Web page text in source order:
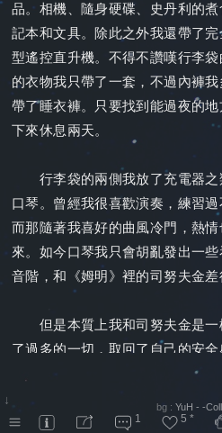
品。相機、隨身硬碟、史丹利的
記本和文具。除此之外我還帶了
型遙控直升機。不得不讚嘆行李
的衣物我只帶了一套，不過內褲
帶了睡衣褲。只要找到能過夜的
下來休息兩天。
行李袋的兩側我放了充電器之
口琴。曾經我很喜歡演奏，練習
而那隨著我喜好的曲風冷門，熱
來。如今口琴我只會胡亂發出一
音階，和《姆明》裡的司努夫金差
但是本質上我和司努夫金是一
了過多的一切，取回了自己的安
的一點。當我的財產只剩下這個行
沉穩的石頭。或許過去的我花了過
bg :YuH - -
↓
1 5 *